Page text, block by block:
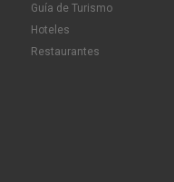
Guía de Turismo
Hoteles
Restaurantes